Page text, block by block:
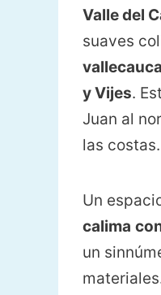
Valle del
suaves
y Vijes.
Juan al
las costas.
Un
calima
un